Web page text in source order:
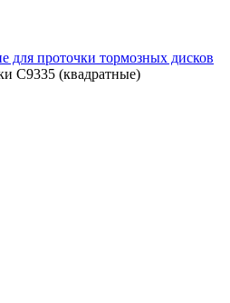
для проточки тормозных дисков
C9335 (квадратные)